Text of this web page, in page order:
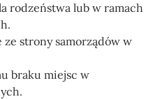
rodzeństwa lub w ramach
strony samorządów w
braku miejsc w